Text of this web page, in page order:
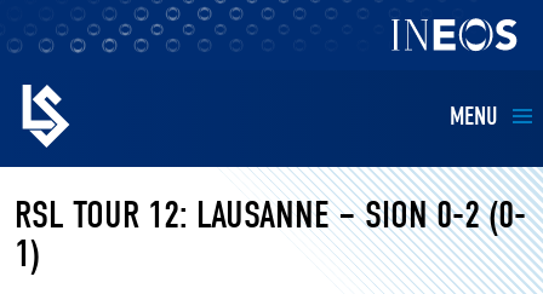
MENU
EQUIPES
BILLETTERIE
RSL TOUR 12: LAUSANNE – SION 0-2 (0-
1)